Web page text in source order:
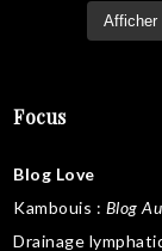
Afficher
Focus
Blog Love
Kambouis : Blog
Drainage